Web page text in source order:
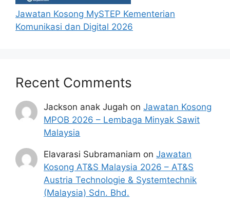
Jawatan Kosong MySTEP Kementerian
Komunikasi dan Digital 2026
Recent Comments
Jackson anak Jugah onJawatan Kosong
MPOB 2026 – Lembaga Minyak Sawit
Malaysia
Elavarasi Subramaniam onJawatan
Kosong AT&S Malaysia 2026 – AT&S
Austria Technologie & Systemtechnik
(Malaysia) Sdn. Bhd.